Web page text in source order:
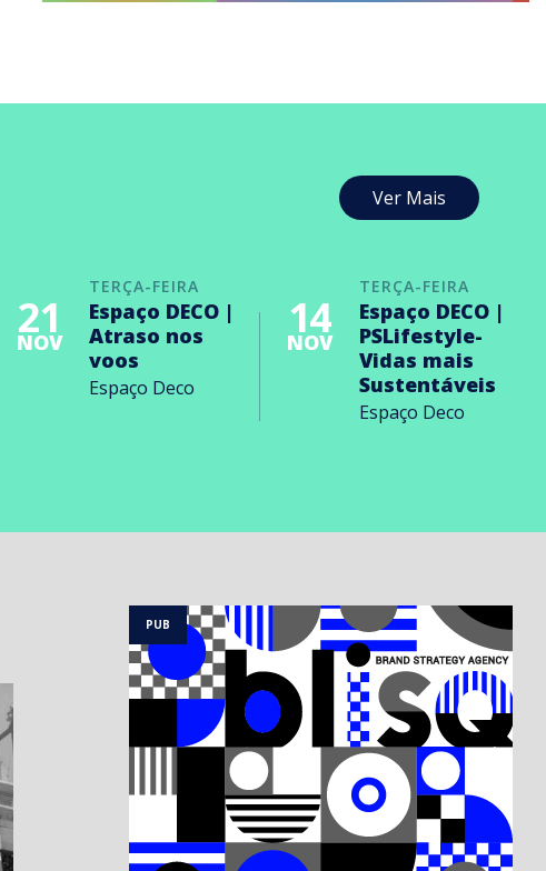
Ver Mais
TERÇA-FEIRA
21
NOV
Espaço DECO |
Atraso nos
voos
Espaço Deco
TERÇA-FEIRA
14
NOV
Espaço DECO |
PSLifestyle-
Vidas mais
Sustentáveis
Espaço Deco